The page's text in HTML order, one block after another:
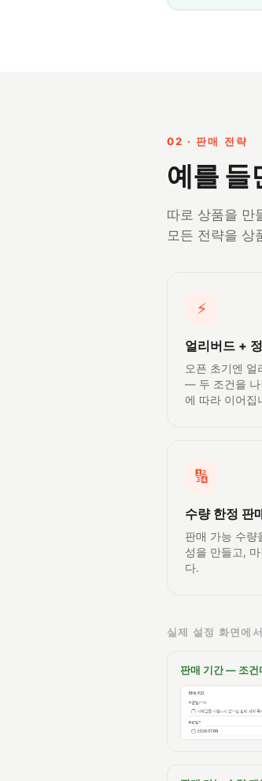
02 · 판매 전략
예를 들
따로 상품을 만
모든 전략을 상
⚡
얼리버드 +
오픈 초기엔 얼
— 두 조건을 나
에 따라 이어집
🔢
수량 한정 판
판매 가능 수량
성을 만들고,
다.
실제 설정 화면에
판매 기간 — 조건